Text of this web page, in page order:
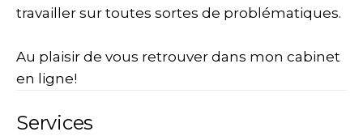
travailler sur toutes sortes de problématiques.
Au plaisir de vous retrouver dans mon cabinet
en ligne!
Services